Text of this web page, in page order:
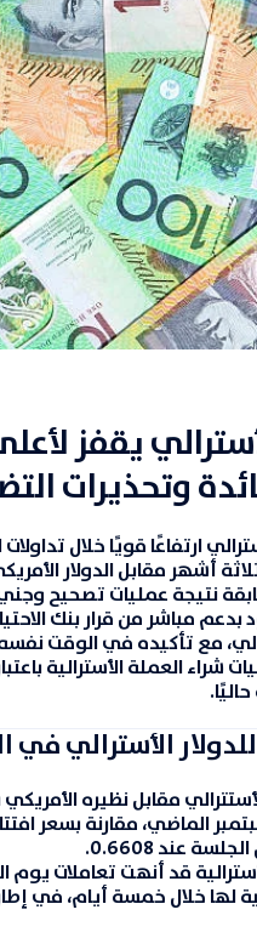
وتحذيرات
ارتفاعًا قويًا خلال
أشهر مقابل الدولار
نتيجة عمليات تصحيح وجني
بدعم مباشر من قراربنك
مع تأكيده في الوقت نفسه
شراء العملة الأسترالية
الأسترالي
مقابل نظيره
، مقارنة بسعر
عند0.6608
.
قد أنهت تعاملات
لها خلال خمسة أيام، في